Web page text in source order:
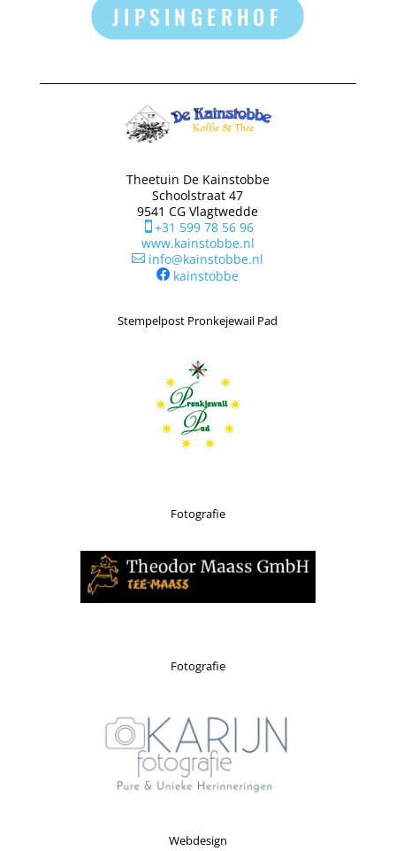
JIPSINGERHOF
Theetuin De Kainstobbe
Schoolstraat 47
9541 CG Vlagtwedde
+31 599 78 56 96
www.kainstobbe.nl
 info@kainstobbe.nl
kainstobbe
Stempelpost Pronkejewail Pad
Fotografie
Fotografie
Webdesign